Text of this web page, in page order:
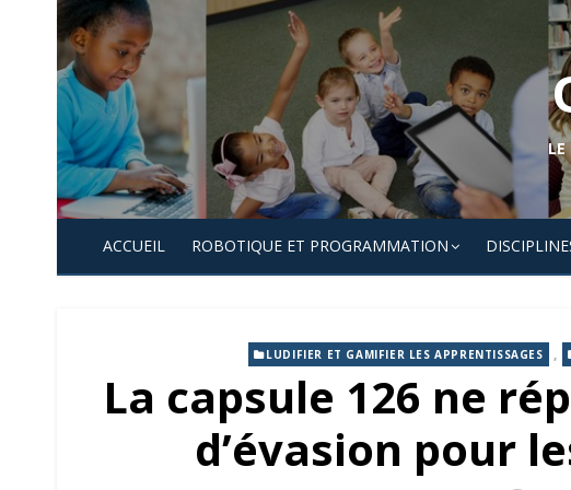
Skip
to
content
LE
ACCUEIL ROBOTIQUE ET PROGRAMMATION
LUDIFIER ET GAMIFIER LES APPRENTISSAGES ,
La capsule 126 ne
d’évasion pour